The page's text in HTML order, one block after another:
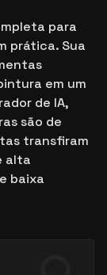
para
prática. Sua
em um
de IA,
são de
transfiram
alta
baixa